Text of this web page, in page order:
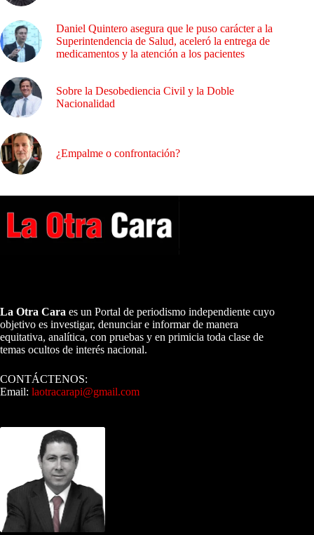
Daniel Quintero asegura que le puso carácter a la
Superintendencia de Salud, aceleró la entrega de
medicamentos y la atención a los pacientes
Sobre la Desobediencia Civil y la Doble
Nacionalidad
¿Empalme o confrontación?
La Otra Cara es un Portal de periodismo independiente cuyo
objetivo es investigar, denunciar e informar de manera
equitativa, analítica, con pruebas y en primicia toda clase de
temas ocultos de interés nacional.
CONTÁCTENOS:
Email: laotracarapi@gmail.com